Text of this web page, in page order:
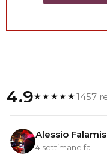
4.9★★★★★1457
Alessio
4 settimane fa